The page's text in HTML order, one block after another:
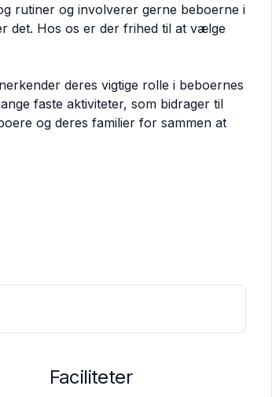
rutiner og involverer gerne beboerne i
det. Hos os er der frihed til at vælge
deres vigtige rolle i beboernes
faste aktiviteter, som bidrager til
og deres familier for sammen at
Faciliteter